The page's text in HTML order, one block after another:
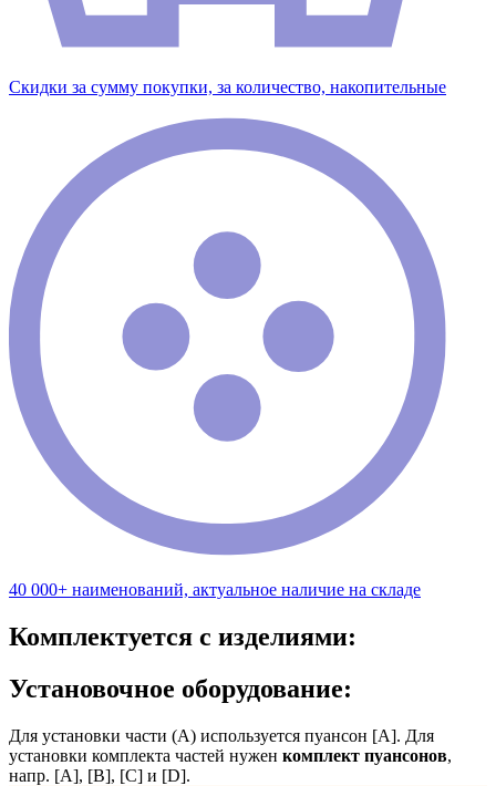
Скидки за сумму покупки, за количество, накопительные
40 000+ наименований, актуальное наличие на складе
Комплектуется с изделиями:
Установочное оборудование:
Для установки части (А) используется пуансон [А]. Для
установки комплекта частей нужен комплект пуансонов,
напр. [А], [B], [С] и [D].